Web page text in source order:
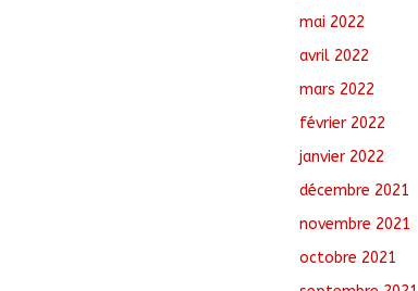
mai 2022
avril 2022
mars 2022
février 2022
janvier 2022
décembre 2021
novembre 2021
octobre 2021